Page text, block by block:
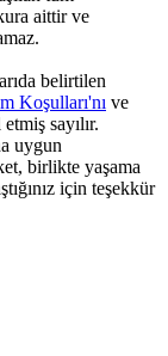
aittir ve
belirtilen
Koşulları'nı ve
sayılır.
uygun
birlikte yaşama
için teşekkür